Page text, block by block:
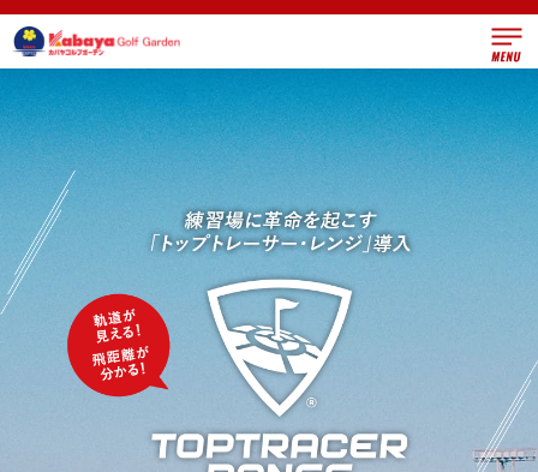
トップ
営業案内
施設
スクール
ワンポイントレッスン
アクセス
採用情報